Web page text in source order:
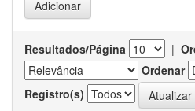
Resultados/Página |
Ordenar
Registro(s)